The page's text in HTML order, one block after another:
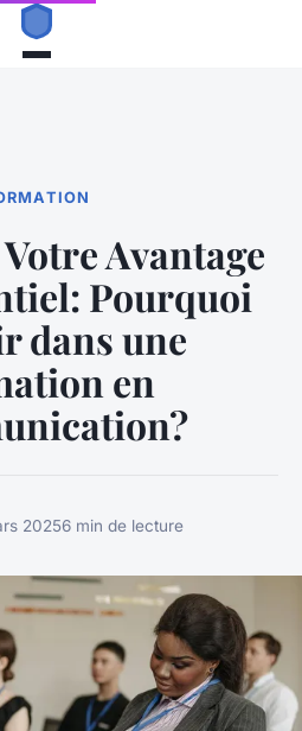
Avantage
Pourquoi
dans une
en
20256 min de lecture